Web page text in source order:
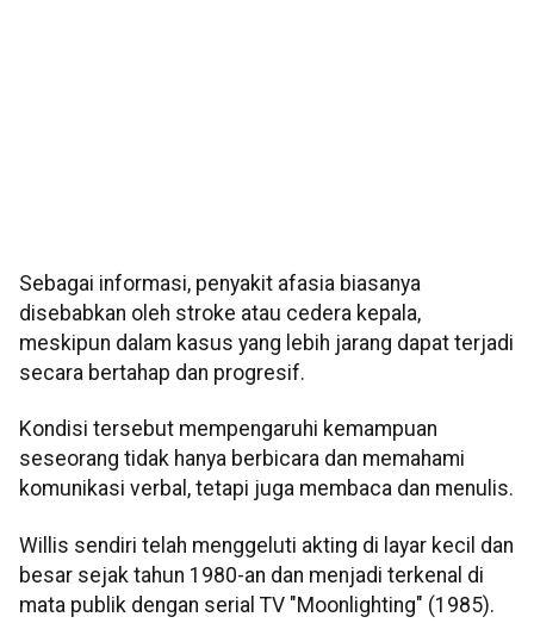
Sebagai informasi, penyakit afasia biasanya
disebabkan oleh stroke atau cedera kepala,
meskipun dalam kasus yang lebih jarang dapat terjadi
secara bertahap dan progresif.
Kondisi tersebut mempengaruhi kemampuan
seseorang tidak hanya berbicara dan memahami
komunikasi verbal, tetapi juga membaca dan menulis.
Willis sendiri telah menggeluti akting di layar kecil dan
besar sejak tahun 1980-an dan menjadi terkenal di
mata publik dengan serial TV "Moonlighting" (1985).